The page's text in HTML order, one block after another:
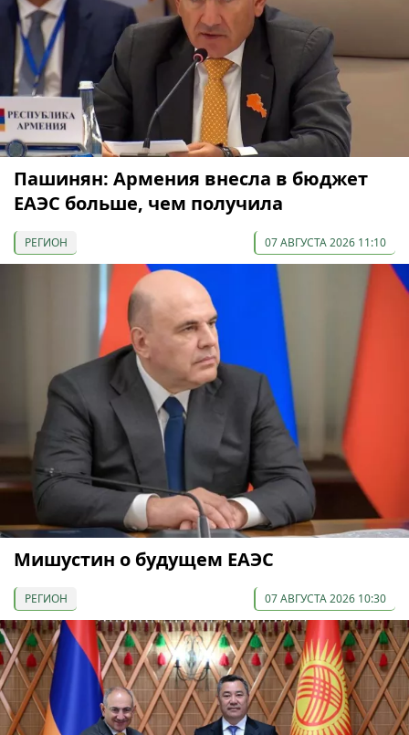
Пашинян: Армения внесла в бюджет
ЕАЭС больше, чем получила
РЕГИОН 07 АВГУСТА 2026 11:10
Мишустин о будущем ЕАЭС
РЕГИОН 07 АВГУСТА 2026 10:30